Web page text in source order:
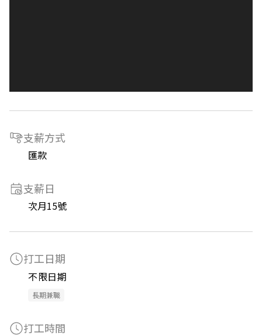
支薪方式
匯款
支薪日
次月15號
打工日期
不限日期
長期兼職
打工時間